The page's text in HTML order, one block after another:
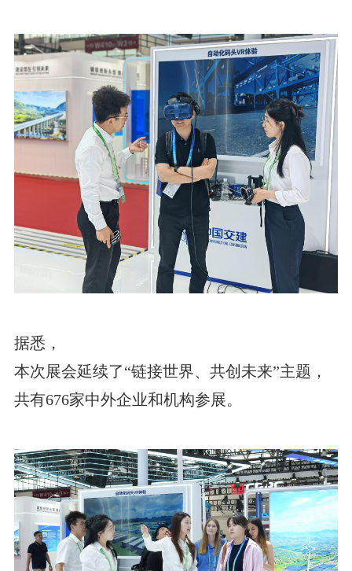
据悉，
本次展会延续了“链接世界、共创未来”主题，
共有676家中外企业和机构参展。